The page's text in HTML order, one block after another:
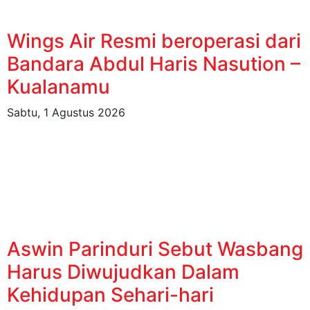
Wings Air Resmi beroperasi dari
Bandara Abdul Haris Nasution –
Kualanamu
Sabtu, 1 Agustus 2026
Aswin Parinduri Sebut Wasbang
Harus Diwujudkan Dalam
Kehidupan Sehari-hari